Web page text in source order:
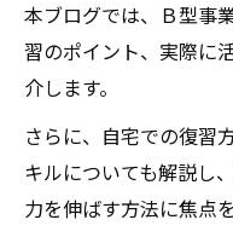
本ブログでは、Ｂ型事
習のポイント、実際に
介します。
さらに、自宅での復習
キルについても解説し
力を伸ばす方法に焦点